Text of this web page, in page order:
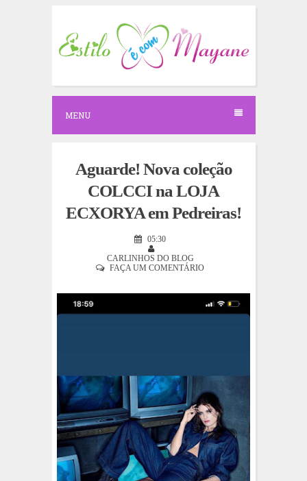
c
o
e
MENU
Aguarde! Nova coleção
COLCCI na LOJA
ECXORYA em Pedreiras!
05:30
CARLINHOS DO BLOG
FAÇA UM COMENTÁRIO